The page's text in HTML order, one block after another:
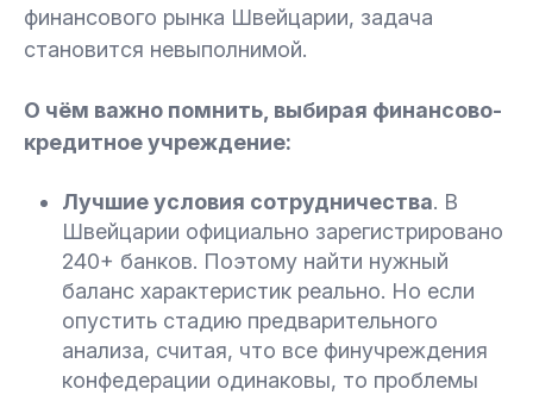
финансового рынка Швейцарии, задача
становится невыполнимой.
О чём важно помнить, выбирая финансово-
кредитное учреждение:
Лучшие условия сотрудничества. В
Швейцарии официально зарегистрировано
240+ банков. Поэтому найти нужный
баланс характеристик реально. Но если
опустить стадию предварительного
анализа, считая, что все финучреждения
конфедерации одинаковы, то проблемы